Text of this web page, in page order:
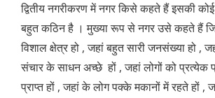
द्वितीय नगरीकरण में नगर किसे कहते हैं इसकी कोई
बहुत कठिन है । मुख्या रूप से नगर उसे कहते हैं
विशाल क्षेत्र हो , जहां बहुत सारी जनसंख्या हो ,
संचार के साधन अच्छे हों , जहां लोगों को प्रत्येक
प्राप्त हों , जहां के लोग पक्के मकानों में रहते हों